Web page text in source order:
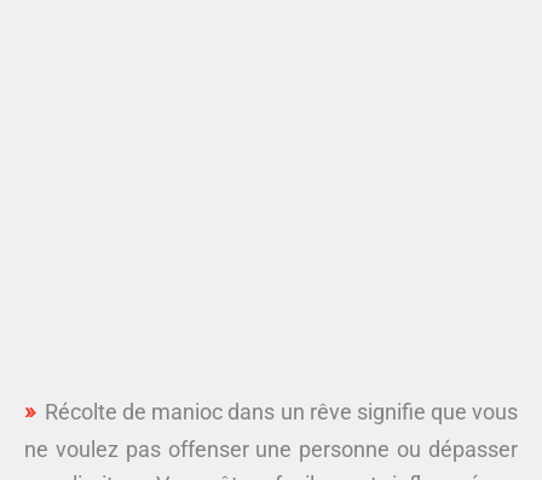
Récolte de manioc dans un rêve signifie que vous
ne voulez pas offenser une personne ou dépasser